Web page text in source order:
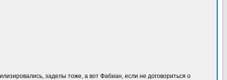
заделы тоже, а вот Фабиан, если не договориться о